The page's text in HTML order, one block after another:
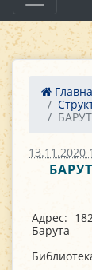
13.11.2020
Адрес:
Барута